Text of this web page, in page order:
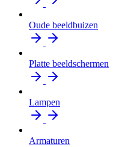
Oude beeldbuizen
Platte beeldschermen
Lampen
Armaturen